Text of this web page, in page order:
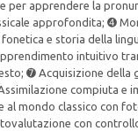
per apprendere la
approfondita; ➍
e storia della
intuitivo
➐ Acquisizione della
compiuta e
al mondo classico con
con